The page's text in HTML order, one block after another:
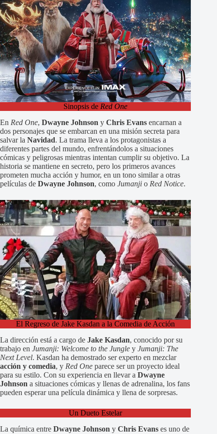
Sinopsis de Red One
En Red One, Dwayne Johnson y Chris Evans encarnan a
dos personajes que se embarcan en una misión secreta para
salvar la Navidad. La trama lleva a los protagonistas a
diferentes partes del mundo, enfrentándolos a situaciones
cómicas y peligrosas mientras intentan cumplir su objetivo. La
historia se mantiene en secreto, pero los primeros avances
prometen mucha acción y humor, en un tono similar a otras
películas de Dwayne Johnson, como Jumanji o Red Notice.
El Regreso de Jake Kasdan a la Comedia de Acción
La dirección está a cargo de Jake Kasdan, conocido por su
trabajo en Jumanji: Welcome to the Jungle y Jumanji: The
Next Level. Kasdan ha demostrado ser experto en mezclar
acción y comedia, y Red One parece ser un proyecto ideal
para su estilo. Con su experiencia en llevar a Dwayne
Johnson a situaciones cómicas y llenas de adrenalina, los fans
pueden esperar una película dinámica y llena de sorpresas.
Un Dueto Estelar
La química entre Dwayne Johnson y Chris Evans es uno de